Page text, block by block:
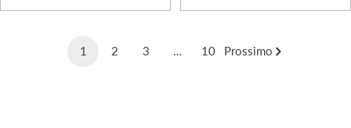
1 2 3 … 10 Prossimo